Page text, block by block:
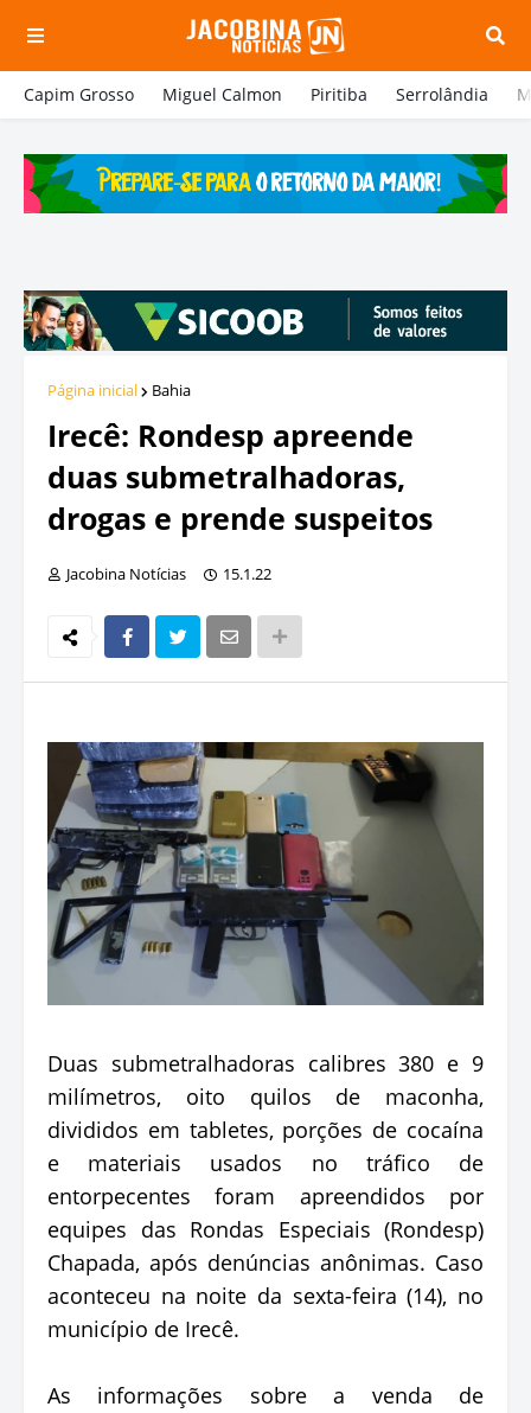
Capim Grosso Miguel Calmon Piritiba Serrolândia
Página inicial Bahia
Irecê: Rondesp apreende
duas submetralhadoras,
drogas e prende suspeitos
Jacobina Notícias 15.1.22
Duas submetralhadoras calibres 380 e 9
milímetros, oito quilos de maconha,
divididos em tabletes, porções de cocaína
e materiais usados no tráfico de
entorpecentes foram apreendidos por
equipes das Rondas Especiais (Rondesp)
Chapada, após denúncias anônimas. Caso
aconteceu na noite da sexta-feira (14), no
município de Irecê.
As informações sobre a venda de